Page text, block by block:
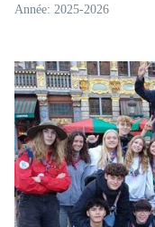
Année: 2025-2026